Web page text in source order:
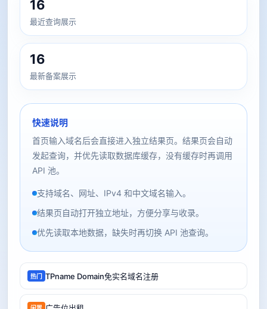
16
最近查询展示
16
最新备案展示
快速说明
首页输入域名后会直接进入独立结果页。结果页会自动
发起查询，并优先读取数据库缓存，没有缓存时再调用
API 池。
支持域名、网址、IPv4 和中文域名输入。
结果页自动打开独立地址，方便分享与收录。
优先读取本地数据，缺失时再切换 API 池查询。
热门 TPname Domain免实名域名注册